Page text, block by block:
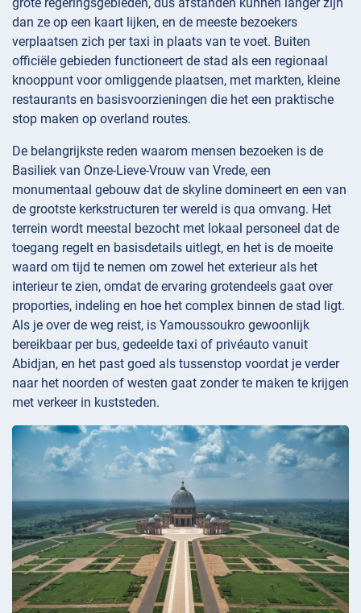
dan ze op een kaart lijken, en de meeste bezoekers
verplaatsen zich per taxi in plaats van te voet. Buiten
officiële gebieden functioneert de stad als een regionaal
knooppunt voor omliggende plaatsen, met markten, kleine
restaurants en basisvoorzieningen die het een praktische
stop maken op overland routes.
De belangrijkste reden waarom mensen bezoeken is de
Basiliek van Onze-Lieve-Vrouw van Vrede, een
monumentaal gebouw dat de skyline domineert en een van
de grootste kerkstructuren ter wereld is qua omvang. Het
terrein wordt meestal bezocht met lokaal personeel dat de
toegang regelt en basisdetails uitlegt, en het is de moeite
waard om tijd te nemen om zowel het exterieur als het
interieur te zien, omdat de ervaring grotendeels gaat over
proporties, indeling en hoe het complex binnen de stad ligt.
Als je over de weg reist, is Yamoussoukro gewoonlijk
bereikbaar per bus, gedeelde taxi of privéauto vanuit
Abidjan, en het past goed als tussenstop voordat je verder
naar het noorden of westen gaat zonder te maken te krijgen
met verkeer in kuststeden.